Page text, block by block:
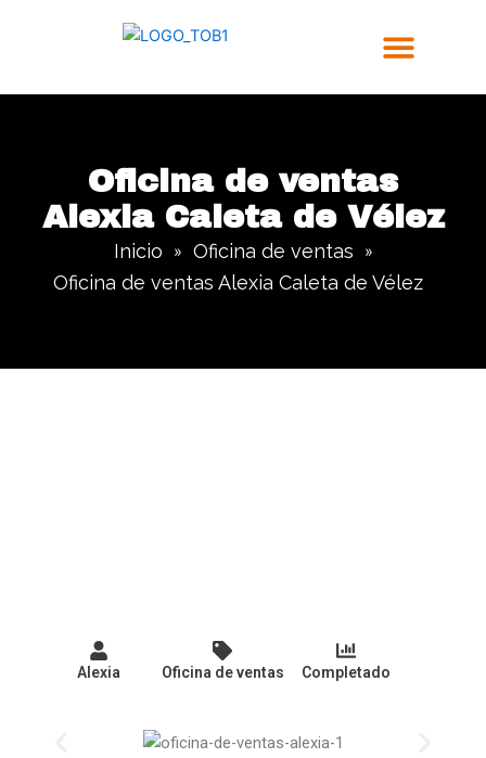
Oficina de ventas
Alexia Caleta de Vélez
Inicio » Oficina de ventas »
Oficina de ventas Alexia Caleta de Vélez
Alexia Oficina de ventas Completado